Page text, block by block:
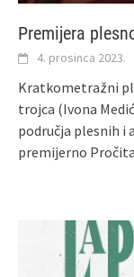
Premijera
4. prosinca 2023.
Kratkometražni
trojca (Ivona
područja plesnih i
premijerno